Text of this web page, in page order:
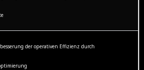
der operativen Effizienz durch